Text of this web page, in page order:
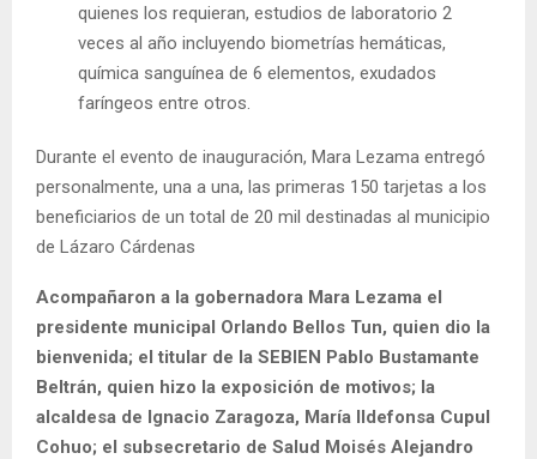
quienes los requieran, estudios de laboratorio 2
veces al año incluyendo biometrías hemáticas,
química sanguínea de 6 elementos, exudados
faríngeos entre otros.
Durante el evento de inauguración, Mara Lezama entregó
personalmente, una a una, las primeras 150 tarjetas a los
beneficiarios de un total de 20 mil destinadas al municipio
de Lázaro Cárdenas
Acompañaron a la gobernadora Mara Lezama el
presidente municipal Orlando Bellos Tun, quien dio la
bienvenida; el titular de la SEBIEN Pablo Bustamante
Beltrán, quien hizo la exposición de motivos; la
alcaldesa de Ignacio Zaragoza, María Ildefonsa Cupul
Cohuo; el subsecretario de Salud Moisés Alejandro